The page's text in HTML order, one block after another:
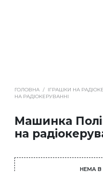
ГОЛОВНА / ІГРАШКИ НА
НА РАДІОКЕРУВАННІ
Машинка
на
НЕМА В